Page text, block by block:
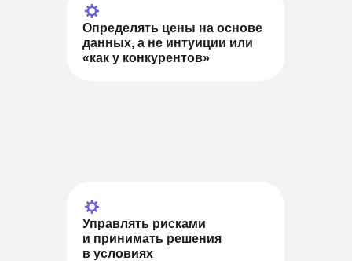
Определять цены на основе
данных, а не интуиции или
«как у конкурентов»
Управлять рисками
и принимать решения
в условиях